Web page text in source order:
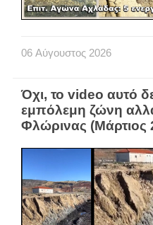
06 Αύγουστος 2026
Όχι, το video αυτό
εμπόλεμη ζώνη
Φλώρινας (Μάρτιος